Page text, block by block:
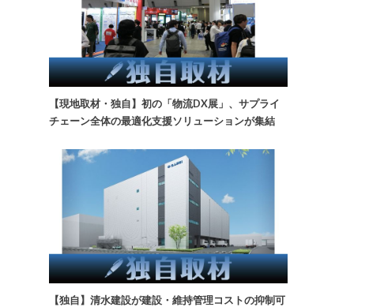
【現地取材・独自】初の「物流DX展」、サプライ
チェーン全体の最適化支援ソリューションが集結
【独自】清水建設が建設・維持管理コストの抑制可